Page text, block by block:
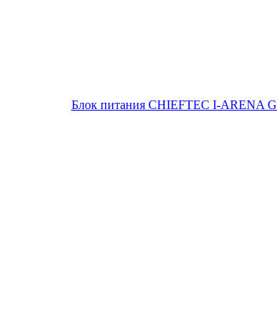
Блок питания CHIEFTEC I-ARENA